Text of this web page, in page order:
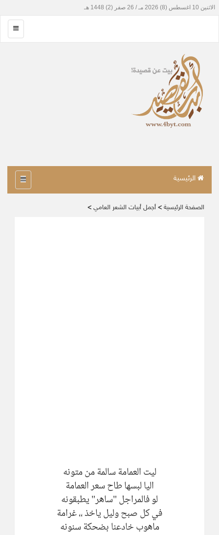
الرئيسية
الصفحة الرئيسية > أجمل أبيات الشعر العامي >
‏ليت العمامة سالمة من متونه
‏اليا لبسها طاح سعر العمامة
‏لو فالمراجل "ساهر" يطبقونه
‏في كل صبح وليل ياخذ ،، غرامة
‏ماهوب خادعنا بضحكة سنونه